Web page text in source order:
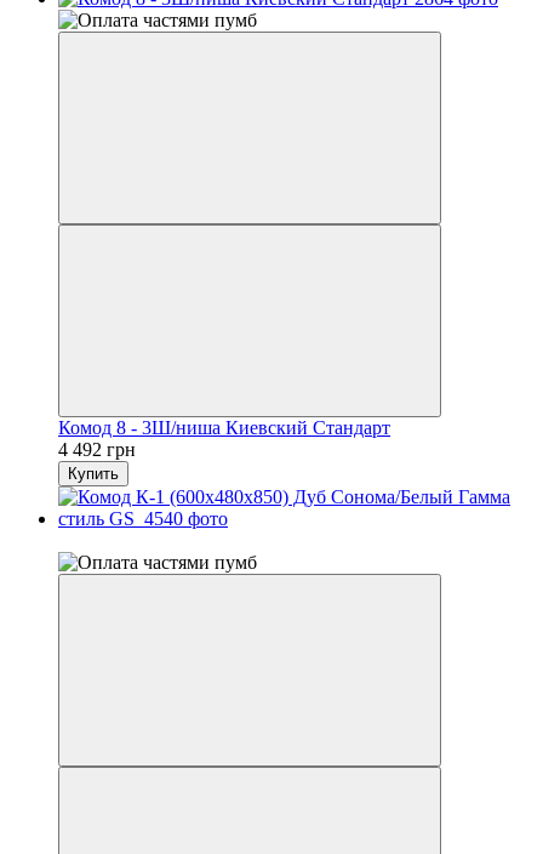
Комод 8 - 3Ш/ниша Киевский Стандарт
4 492 грн
Купить